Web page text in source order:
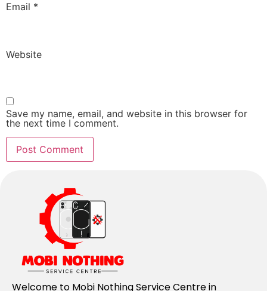
Email *
Website
Save my name, email, and website in this browser for
the next time I comment.
Welcome to Mobi Nothing Service Centre in